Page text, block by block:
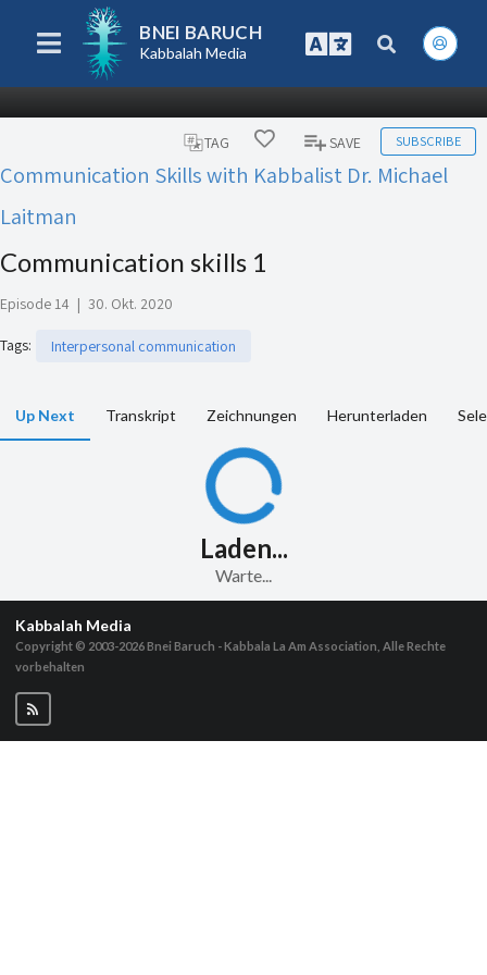
BNEI BARUCH
Kabbalah Media
TAG SAVE SUBSCRIBE
Communication Skills with Kabbalist Dr. Michael
Laitman
Communication skills 1
Episode 14 | 30. Okt. 2020
Tags: Interpersonal communication
Up Next Transkript Zeichnungen Herunterladen
Laden...
Warte...
Kabbalah Media
Copyright © 2003-2026Bnei Baruch - Kabbala La Am Association, Alle Rechte
vorbehalten